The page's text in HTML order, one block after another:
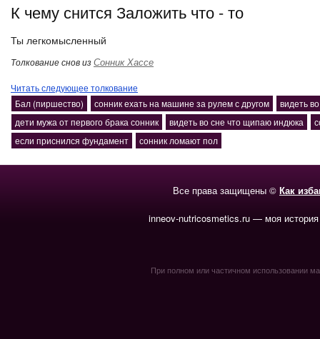
К чему снится Заложить что - то
Ты легкомысленный
Толкование снов изСонник Хассе
Читать следующее толкование
Бал (пиршество)
сонник ехать на машине за рулем с другом
видеть
дети мужа от первого брака сонник
видеть во сне что щипаю индюка
если приснился фундамент
сонник ломают пол
Все права защищены © Как
inneov-nutricosmetics.ru — моя
При полном или частичном использовании